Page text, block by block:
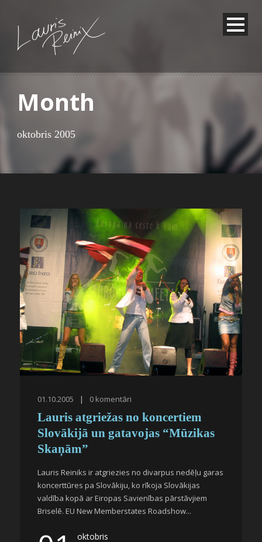
Month
oktobris 2005
01.10.2005 | 0 komentāri
Lauris atgriežas no koncertiem
Slovākijā un gatavojas “Mūzikas
Skaņām”
Lauris Reiniks ir atgriezies no divarpus nedēļu garas
koncerttūres pa Slovākiju, ko rīkoja Slovākijas
valdība kopā ar Eiropas Savienības pārstāvjiem
Briselē. EU New Memberstates Roadshow...
oktobris